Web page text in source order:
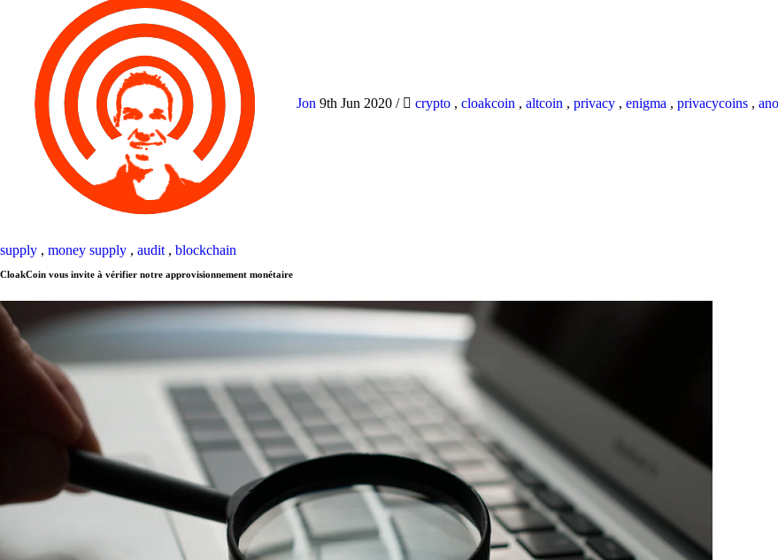
Jon 9th Jun 2020 / crypto , cloakcoin , altcoin , privacy , enigma , privacycoins ,
supply , money supply , audit , blockchain
CloakCoin vous invite à vérifier notre approvisionnement monétaire